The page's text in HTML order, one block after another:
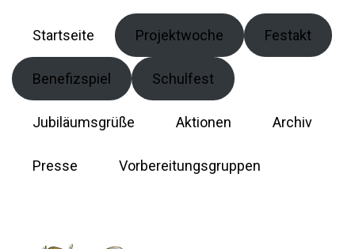
Startseite Projektwoche Festakt
Benefizspiel Schulfest
Jubiläumsgrüße Aktionen Archiv
Presse Vorbereitungsgruppen